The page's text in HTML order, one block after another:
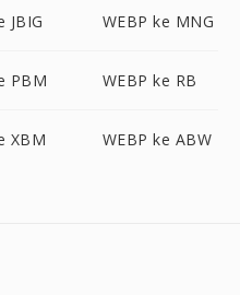
JBIG WEBP ke MNG
PBM WEBP ke RB
XBM WEBP ke ABW